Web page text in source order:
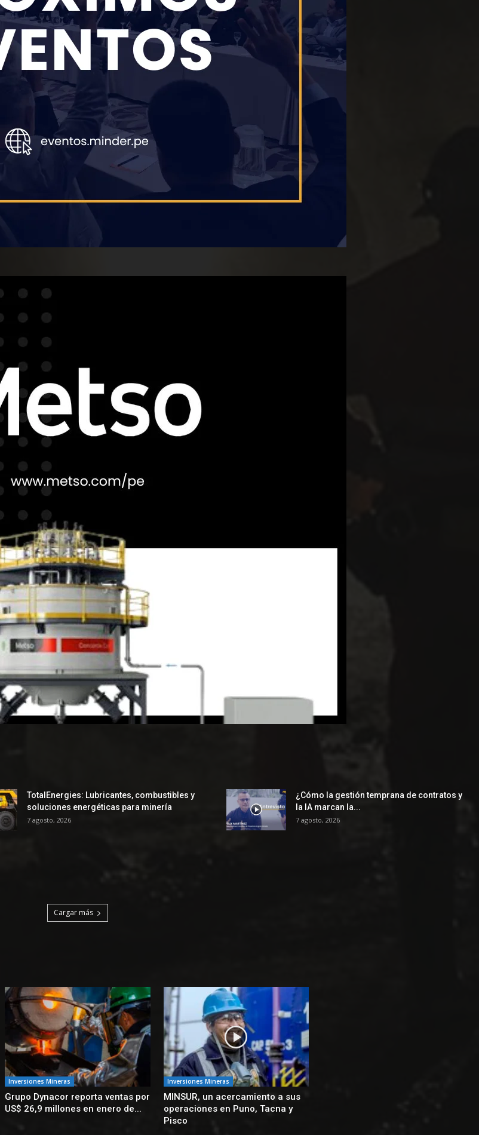
TotalEnergies: Lubricantes, combustibles y
soluciones energéticas para minería
7 agosto, 2026
¿Cómo la gestión temprana de contratos y
la IA marcan la...
7 agosto, 2026
Cargar más
Inversiones Mineras
Grupo Dynacor reporta ventas por
US$ 26,9 millones en enero de...
Inversiones Mineras
MINSUR, un acercamiento a sus
operaciones en Puno, Tacna y
Pisco